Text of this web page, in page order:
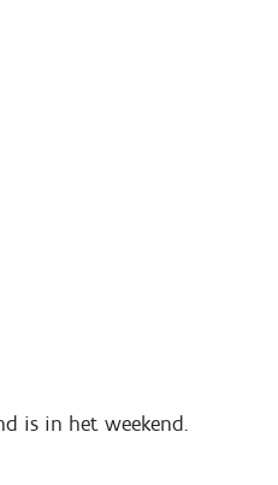
is in het weekend.